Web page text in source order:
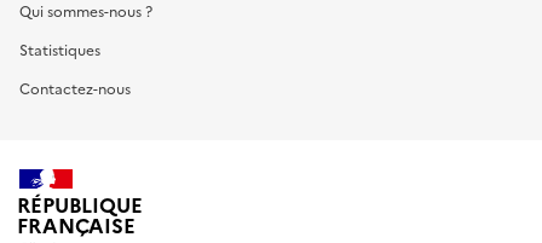
Qui sommes-nous ?
Statistiques
Contactez-nous
RÉPUBLIQUE
FRANÇAISE